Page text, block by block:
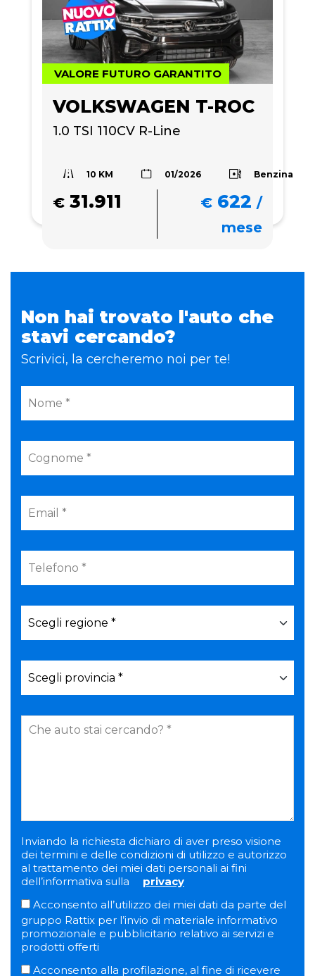
VALORE FUTURO GARANTITO
VOLKSWAGEN T-ROC
1.0 TSI 110CV R-Line
10 KM 01/2026 Benzina
€ 31.911 € 622 /
mese
Non hai trovato l'auto che
stavi cercando?
Scrivici, la cercheremo noi per te!
Inviando la richiesta dichiaro di aver preso visione
dei termini e delle condizioni di utilizzo e autorizzo
al trattamento dei miei dati personali ai fini
dell’informativa sulla
privacy
Acconsento all’utilizzo dei miei dati da parte del
gruppo Rattix per l’invio di materiale informativo
promozionale e pubblicitario relativo ai servizi e
prodotti offerti
Acconsento alla profilazione, al fine di ricevere